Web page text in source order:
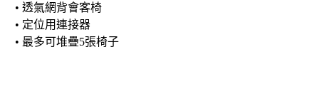
• 透氣網背會客椅
• 定位用連接器
• 最多可堆疊5張椅子